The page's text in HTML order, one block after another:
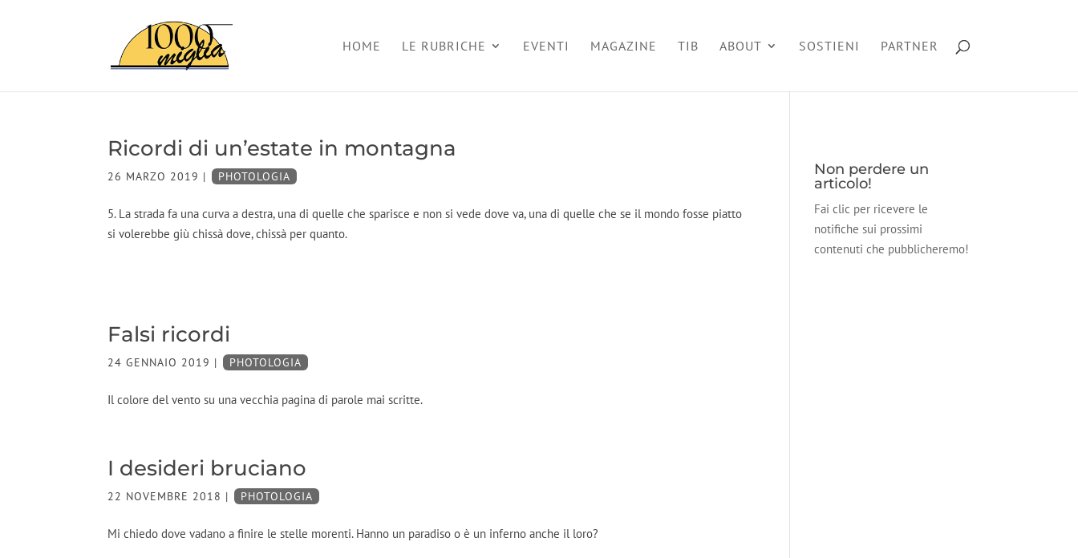
HOME LE RUBRICHE EVENTI MAGAZINE TIB ABOUT SOSTIENI PARTNER
Ricordi di un’estate in montagna
26 MARZO 2019 | PHOTOLOGIA
5. La strada fa una curva a destra, una di quelle che sparisce e non si vede dove va, una di quelle che se il mondo fosse piatto
si volerebbe giù chissà dove, chissà per quanto.
Falsi ricordi
24 GENNAIO 2019 | PHOTOLOGIA
Il colore del vento su una vecchia pagina di parole mai scritte.
I desideri bruciano
22 NOVEMBRE 2018 | PHOTOLOGIA
Mi chiedo dove vadano a finire le stelle morenti. Hanno un paradiso o è un inferno anche il loro?
Non perdere un
articolo!
Fai clic per ricevere le
notifiche sui prossimi
contenuti che pubblicheremo!